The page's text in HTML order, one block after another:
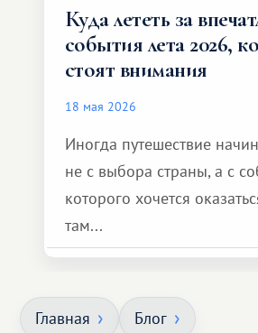
Куда лететь за
события лета 2026,
стоят внимания
18 мая 2026
Иногда путешествие
не с выбора страны, а с
которого хочется
там...
Главная Блог